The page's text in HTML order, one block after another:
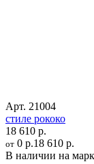
Арт. 21004
стиле рококо
18 610 р.
от 0 р.18 610 р.
В наличии на